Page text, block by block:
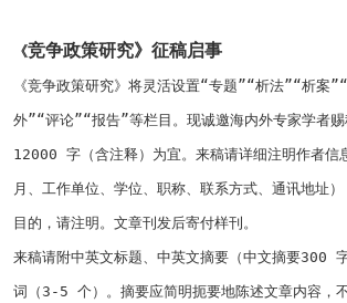
《竞争政策研究》征稿启事
《竞争政策研究》将灵活设置“专题”“析法”“析案
外”“评论”“报告”等栏目。现诚邀海内外专家学者赐
12000 字（含注释）为宜。来稿请详细注明作者信
月、工作单位、学位、职称、联系方式、通讯地址
目的，请注明。文章刊发后寄付样刊。
来稿请附中英文标题、中英文摘要（中文摘要300
词（3-5 个）。摘要应简明扼要地陈述文章内容，